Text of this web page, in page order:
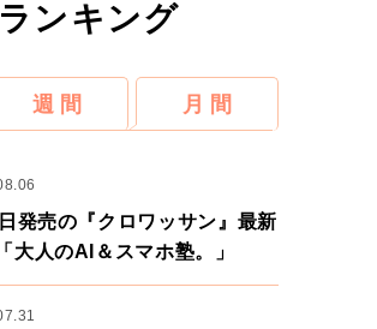
ンキング
週 間 月 間
発売の『クロワッサン』最新
大人のAI＆スマホ塾。」